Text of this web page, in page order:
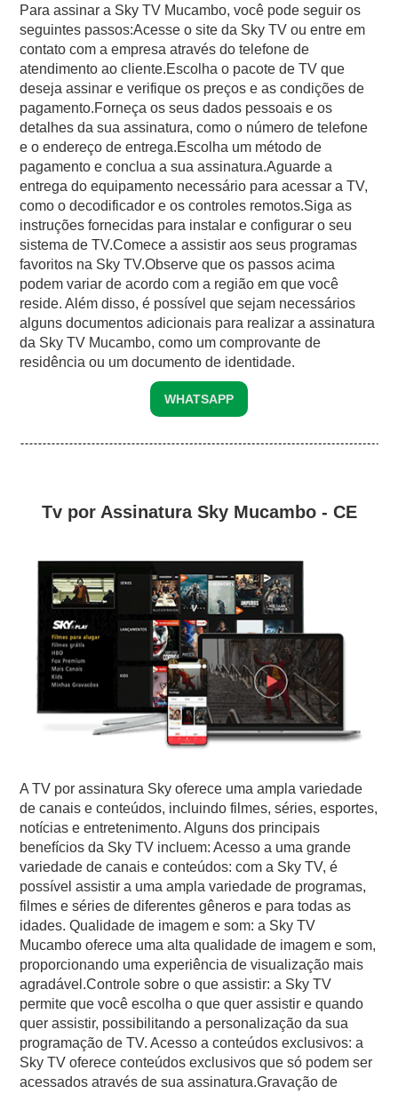
Para assinar a Sky TV Mucambo, você pode seguir os
seguintes passos:Acesse o site da Sky TV ou entre em
contato com a empresa através do telefone de
atendimento ao cliente.Escolha o pacote de TV que
deseja assinar e verifique os preços e as condições de
pagamento.Forneça os seus dados pessoais e os
detalhes da sua assinatura, como o número de telefone
e o endereço de entrega.Escolha um método de
pagamento e conclua a sua assinatura.Aguarde a
entrega do equipamento necessário para acessar a TV,
como o decodificador e os controles remotos.Siga as
instruções fornecidas para instalar e configurar o seu
sistema de TV.Comece a assistir aos seus programas
favoritos na Sky TV.Observe que os passos acima
podem variar de acordo com a região em que você
reside. Além disso, é possível que sejam necessários
alguns documentos adicionais para realizar a assinatura
da Sky TV Mucambo, como um comprovante de
residência ou um documento de identidade.
WHATSAPP
Tv por Assinatura Sky Mucambo - CE
A TV por assinatura Sky oferece uma ampla variedade
de canais e conteúdos, incluindo filmes, séries, esportes,
notícias e entretenimento. Alguns dos principais
benefícios da Sky TV incluem: Acesso a uma grande
variedade de canais e conteúdos: com a Sky TV, é
possível assistir a uma ampla variedade de programas,
filmes e séries de diferentes gêneros e para todas as
idades. Qualidade de imagem e som: a Sky TV
Mucambo oferece uma alta qualidade de imagem e som,
proporcionando uma experiência de visualização mais
agradável.Controle sobre o que assistir: a Sky TV
permite que você escolha o que quer assistir e quando
quer assistir, possibilitando a personalização da sua
programação de TV. Acesso a conteúdos exclusivos: a
Sky TV oferece conteúdos exclusivos que só podem ser
acessados através de sua assinatura.Gravação de